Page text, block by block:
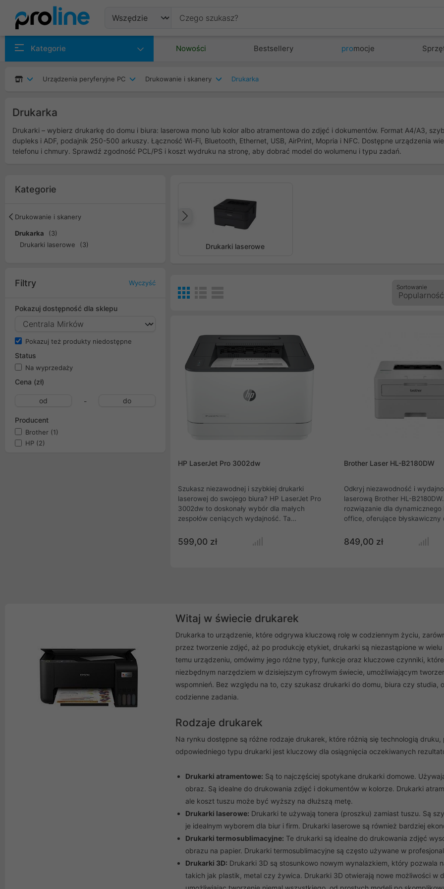
Kategorie Nowości Bestsellery promocje
Urządzenia peryferyjne PC Drukowanie i skanery Drukarka
Drukarka
Drukarki – wybierz drukarkę do domu i biura: laserowa mono lub kolor albo atramentowa do zdjęć i dokumentów. Format A4/A3,
dupleks i ADF, podajnik 250-500 arkuszy. Łączność Wi-Fi, Bluetooth, Ethernet, USB, AirPrint, Mopria i NFC. Dostępne urządzenia
telefonu i chmury. Sprawdź zgodność PCL/PS i koszt wydruku na stronę, aby dobrać model do wolumenu i typu zadań.
Kategorie
Drukowanie i skanery
Drukarka
(3)
Drukarki laserowe
(3)
Filtry Wyczyść
Pokazuj dostępność dla sklepu
Pokazuj też produkty niedostępne
Status
Na wyprzedaży
Cena (zł)
-
Producent
Brother (1)
HP (2)
Drukarki laserowe
Poprzedni
Sortowanie
HP LaserJet Pro 3002dw
Szukasz niezawodnej i szybkiej drukarki
laserowej do swojego biura? HP LaserJet Pro
3002dw to doskonały wybór dla małych
zespołów ceniących wydajność. Ta
profesjonalną jakość wydruków z prędkością
do 33 str./min i pozwala oszczędzać papier
599,00 zł
Brother Laser HL-B2180DW
Odkryj niezawodność i
laserową Brother HL-
rozwiązanie dla dynamicznego
office, oferujące błyskawiczny
profesjonalny wygląd
wysokiej rozdzielczości 1200
849,00 zł
Witaj w świecie drukarek
Drukarka to urządzenie, które odgrywa kluczową rolę w codziennym życiu,
przez tworzenie zdjęć, aż po produkcję etykiet, drukarki są niezastąpione w
temu urządzeniu, omówimy jego różne typy, funkcje oraz kluczowe czynniki,
niezbędnym narzędziem w dzisiejszym cyfrowym świecie, umożliwiającym
wspomnień. Bez względu na to, czy szukasz drukarki do domu, biura czy studia,
codzienne zadania.
Rodzaje drukarek
Na rynku dostępne są różne rodzaje drukarek, które różnią się technologią
odpowiedniego typu drukarki jest kluczowy dla osiągnięcia oczekiwanych
Drukarki atramentowe: Są to najczęściej spotykane drukarki domowe.
obraz. Są idealne do drukowania zdjęć i dokumentów w kolorze. Drukarki
ale koszt tuszu może być wyższy na dłuższą metę.
Drukarki laserowe: Drukarki te używają tonera (proszku) zamiast tuszu. Są
je idealnym wyborem dla biur i firm. Drukarki laserowe są również bardziej
Drukarki termosublimacyjne: Te drukarki są idealne do drukowania zdjęć
obrazu na papier. Drukarki termosublimacyjne są często używane w
Drukarki 3D: Drukarki 3D są stosunkowo nowym wynalazkiem, który pozwala
takich jak plastik, metal czy żywica. Drukarki 3D otwierają nowe możliwości